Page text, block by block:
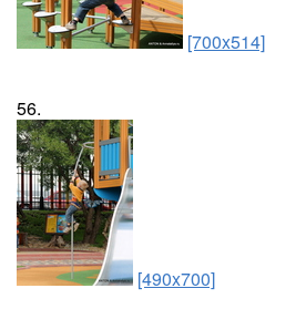
[700x514]
56.
[490x700]